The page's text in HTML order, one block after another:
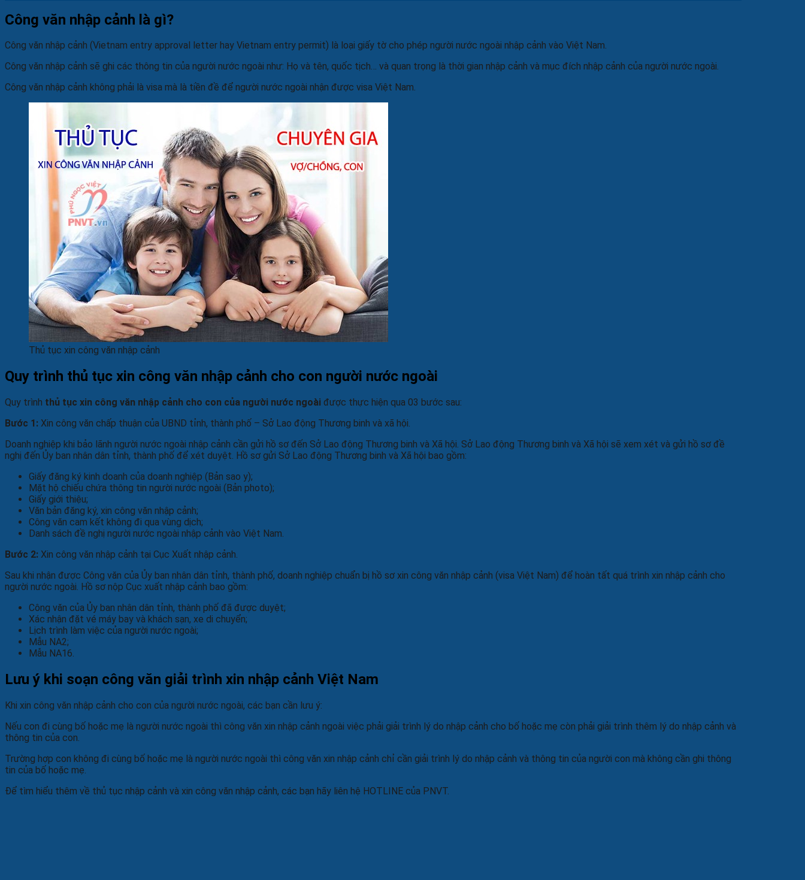
Công văn nhập cảnh là gì?
Công văn nhập cảnh (Vietnam entry approval letter hay Vietnam entry permit) là loại giấy tờ cho phép người nước ngoài nhập cảnh vào Việt Nam.
Công văn nhập cảnh sẽ ghi các thông tin của người nước ngoài như: Họ và tên, quốc tịch… và quan trọng là thời gian nhập cảnh và mục đích nhập cảnh của người nước ngoài.
Công văn nhập cảnh không phải là visa mà là tiền đề để người nước ngoài nhận được visa Việt Nam.
Thủ tục xin công văn nhập cảnh
Quy trình thủ tục xin công văn nhập cảnh cho con người nước ngoài
Quy trình thủ tục xin công văn nhập cảnh cho con của người nước ngoài được thực hiện qua 03 bước sau:
Bước 1: Xin công văn chấp thuận của UBND tỉnh, thành phố – Sở Lao động Thương binh và xã hội.
Doanh nghiệp khi bảo lãnh người nước ngoài nhập cảnh cần gửi hồ sơ đến Sở Lao động Thương binh và Xã hội. Sở Lao động Thương binh và Xã hội sẽ xem xét và gửi hồ sơ đề
nghị đến Ủy ban nhân dân tỉnh, thành phố để xét duyệt. Hồ sơ gửi Sở Lao động Thương binh và Xã hội bao gồm:
Giấy đăng ký kinh doanh của doanh nghiệp (Bản sao y);
Mặt hộ chiếu chứa thông tin người nước ngoài (Bản photo);
Giấy giới thiệu;
Văn bản đăng ký, xin công văn nhập cảnh;
Công văn cam kết không đi qua vùng dịch;
Danh sách đề nghị người nước ngoài nhập cảnh vào Việt Nam.
Bước 2: Xin công văn nhập cảnh tại Cục Xuất nhập cảnh.
Sau khi nhận được Công văn của Ủy ban nhân dân tỉnh, thành phố, doanh nghiệp chuẩn bị hồ sơ xin công văn nhập cảnh (visa Việt Nam) để hoàn tất quá trình xin nhập cảnh cho
người nước ngoài. Hồ sơ nộp Cục xuất nhập cảnh bao gồm:
Công văn của Ủy ban nhân dân tỉnh, thành phố đã được duyệt;
Xác nhận đặt vé máy bay và khách sạn, xe di chuyển;
Lịch trình làm việc của người nước ngoài;
Mẫu NA2;
Mẫu NA16.
Lưu ý khi soạn công văn giải trình xin nhập cảnh Việt Nam
Khi xin công văn nhập cảnh cho con của người nước ngoài, các bạn cần lưu ý:
Nếu con đi cùng bố hoặc mẹ là người nước ngoài thì công văn xin nhập cảnh ngoài việc phải giải trình lý do nhập cảnh cho bố hoặc mẹ còn phải giải trình thêm lý do nhập cảnh và
thông tin của con.
Trường hợp con không đi cùng bố hoặc mẹ là người nước ngoài thì công văn xin nhập cảnh chỉ cần giải trình lý do nhập cảnh và thông tin của người con mà không cần ghi thông
tin của bố hoặc mẹ.
Để tìm hiểu thêm về thủ tục nhập cảnh và xin công văn nhập cảnh, các bạn hãy liên hệ HOTLINE của PNVT.